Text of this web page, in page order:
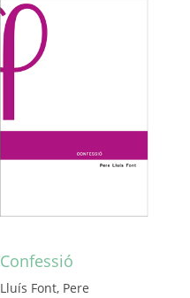
Confessió
Lluís Font, Pere